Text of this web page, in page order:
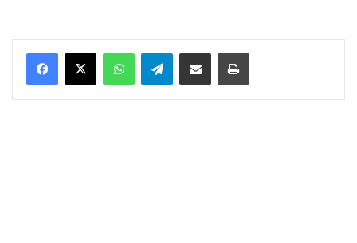
WhatsAppTelegramDelen via Email Print